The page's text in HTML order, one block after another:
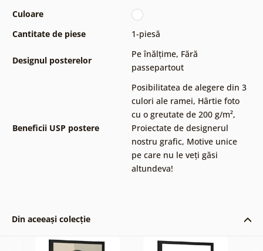
Culoare
Cantitate de piese
1-piesă
Designul posterelor
Pe înălțime, Fără
passepartout
Beneficii USP postere
Posibilitatea de alegere din 3
culori ale ramei, Hârtie foto
cu o greutate de 200 g/m²,
Proiectate de designerul
nostru grafic, Motive unice
pe care nu le veți găsi
altundeva!
Din aceeași colecție